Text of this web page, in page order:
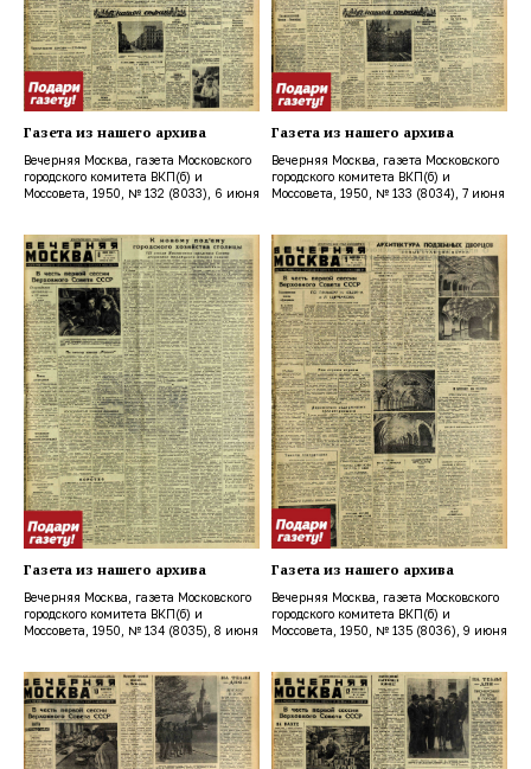
Газета из нашего архива
Вечерняя Москва, газета Московского
городского комитета ВКП(б) и
Моссовета, 1950, № 132 (8033), 6 июня
Газета из нашего архива
Вечерняя Москва, газета Московского
городского комитета ВКП(б) и
Моссовета, 1950, № 133 (8034), 7 июня
Газета из нашего архива
Вечерняя Москва, газета Московского
городского комитета ВКП(б) и
Моссовета, 1950, № 134 (8035), 8 июня
Газета из нашего архива
Вечерняя Москва, газета Московского
городского комитета ВКП(б) и
Моссовета, 1950, № 135 (8036), 9 июня